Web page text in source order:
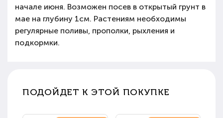
начале июня. Возможен посев в открытый грунт в
мае на глубину 1см. Растениям необходимы
регулярные поливы, прополки, рыхления и
подкормки.
ПОДОЙДЕТ К ЭТОЙ ПОКУПКЕ